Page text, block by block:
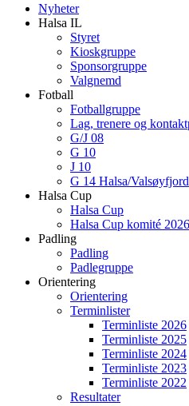
Nyheter
Halsa IL
Styret
Kioskgruppe
Sponsorgruppe
Valgnemd
Fotball
Fotballgruppe
Lag, trenere og
G/J 08
G 10
J 10
G 14 Halsa/Valsøyfjord
Halsa Cup
Halsa Cup
Halsa Cup komité 2026
Padling
Padling
Padlegruppe
Orientering
Orientering
Terminlister
Terminliste 2026
Terminliste 2025
Terminliste 2024
Terminliste 2023
Terminliste 2022
Resultater